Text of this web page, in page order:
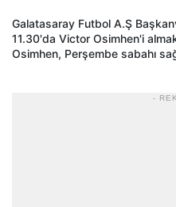
Galatasaray Futbol A.Ş
11.30'da Victor Osimhen'i
Osimhen, Perşembe sabahı
-